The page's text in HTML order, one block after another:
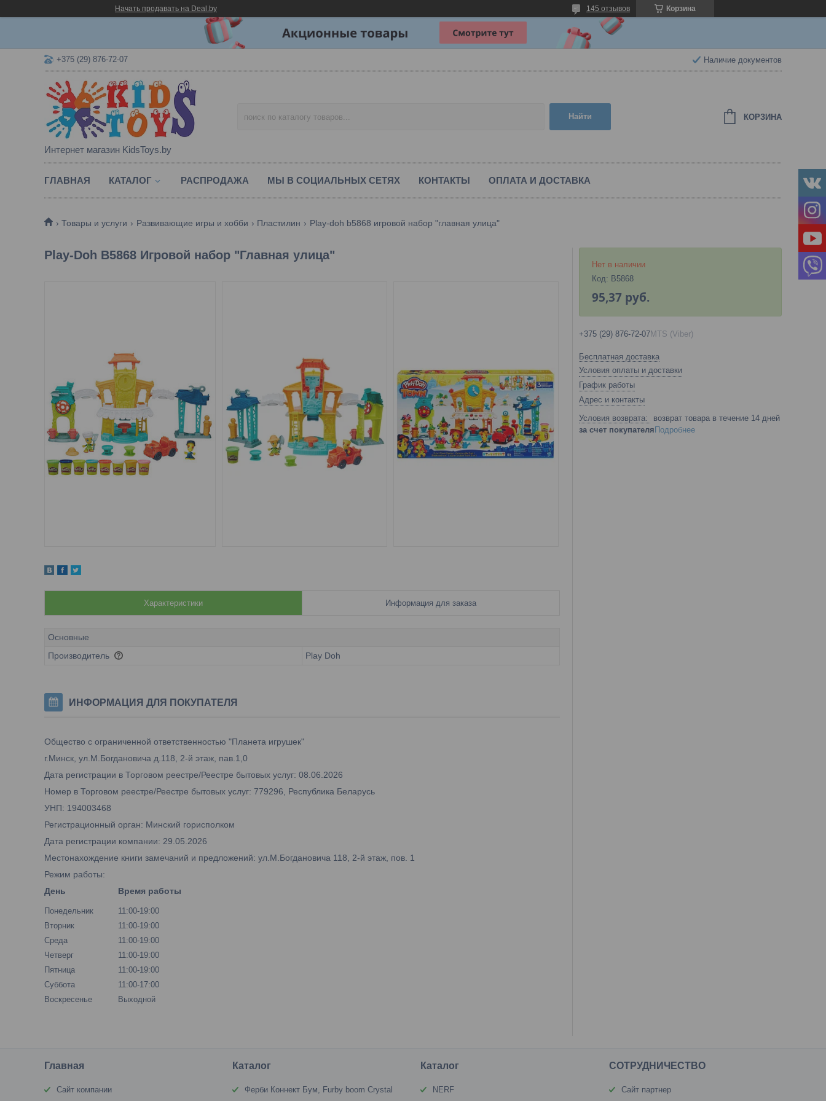
Начать продавать на Deal.by Корзина
145 отзывов
+375 (29) 876-72-07 Наличие документов
Интернет магазин KidsToys.by
Найти КОРЗИНА
ГЛАВНАЯ КАТАЛОГ РАСПРОДАЖА МЫ В СОЦИАЛЬНЫХ СЕТЯХ КОНТАКТЫ ОПЛАТА И ДОСТАВКА
Товары и услуги Развивающие игры и хобби Пластилин Play-doh b5868 игровой набор "главная улица"
Play-Doh B5868 Игровой набор "Главная улица"
Характеристики Информация для заказа
Основные
Производитель
Play Doh
ИНФОРМАЦИЯ ДЛЯ ПОКУПАТЕЛЯ
Общество с ограниченной ответственностью "Планета игрушек"
г.Минск, ул.М.Богдановича д.118, 2-й этаж, пав.1,0
Дата регистрации в Торговом реестре/Реестре бытовых услуг: 08.06.2026
Номер в Торговом реестре/Реестре бытовых услуг: 779296, Республика Беларусь
УНП: 194003468
Регистрационный орган: Минский горисполком
Дата регистрации компании: 29.05.2026
Местонахождение книги замечаний и предложений: ул.М.Богдановича 118, 2-й этаж, пов. 1
Режим работы:
День
Время работы
Понедельник
11:00-19:00
Вторник
11:00-19:00
Среда
11:00-19:00
Четверг
11:00-19:00
Пятница
11:00-19:00
Суббота
11:00-17:00
Воскресенье
Выходной
Нет в наличии
Код: B5868
95,37 руб.
+375 (29) 876-72-07MTS (Viber)
Бесплатная доставка
Условия оплаты и доставки
График работы
Адрес и контакты
возврат товара в течение 14 дней
за счет покупателя Подробнее
Главная
Сайт компании
Каталог
Ферби Коннект Бум, Furby boom Crystal
Каталог
NERF
CОТРУДНИЧЕСТВО
Сайт партнер